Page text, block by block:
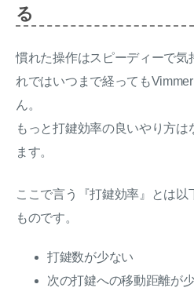
る
慣れた操作はスピーディーで気
れではいつまで経っても
ん。
もっと打鍵効率の良いやり方は
ます。
ここで言う『打鍵効率』とは
ものです。
打鍵数が少ない
次の打鍵への移動距離が